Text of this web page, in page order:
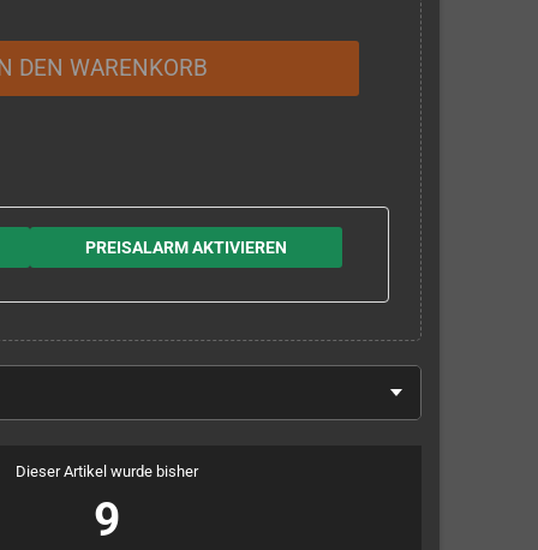
DEN WARENKORB
PREISALARM AKTIVIEREN
Dieser Artikel wurde bisher
9